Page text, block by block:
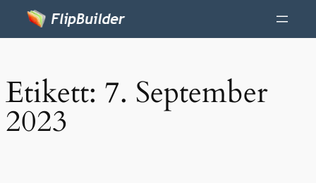
Etikett: 7. September
2023